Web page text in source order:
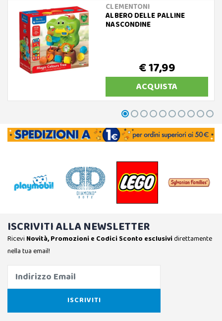
CLEMENTONI
ALBERO DELLE PALLINE
NASCONDINE
€ 17,99
ACQUISTA
ISCRIVITI ALLA NEWSLETTER
Ricevi Novità, Promozioni e Codici Sconto esclusividirettamente
nella tua email!